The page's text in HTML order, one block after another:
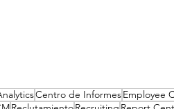
Centro de InformesEmployee